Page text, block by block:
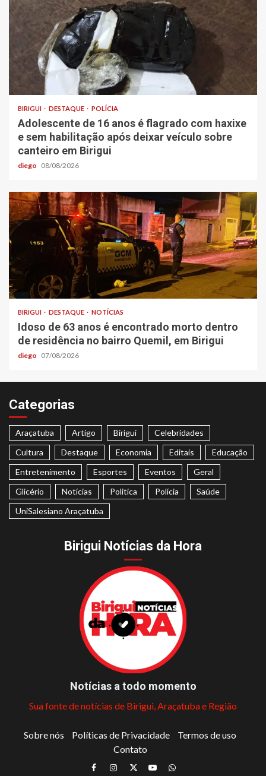
BIRIGUI DESTAQUE POLÍCIA
Adolescente de 16 anos é flagrado com haxixe
e sem habilitação após deixar veículo sobre
canteiro em Birigui
diego 08/08/2026
BIRIGUI DESTAQUE NOTÍCIAS
Idoso de 63 anos é encontrado morto dentro
de residência no bairro Quemil, em Birigui
diego 07/08/2026
Categorias
Araçatuba Artigo Birigui
Celebridades
Cultura
Destaque Economia Editais
Educação
Entretenimento
Esportes Eventos
Geral
Glicério
Notícias Politica Polícia
Saúde
UniSalesiano Araçatuba
Birigui Notícias da Hora
Notícias a todo momento
Sua fonte de notícias de Birigui, Araçatuba e Região
Sobre nós Políticas de Privacidade
Termos de uso
Contato
Facebook
Instagram
TwitterYoutubeWhatsapp